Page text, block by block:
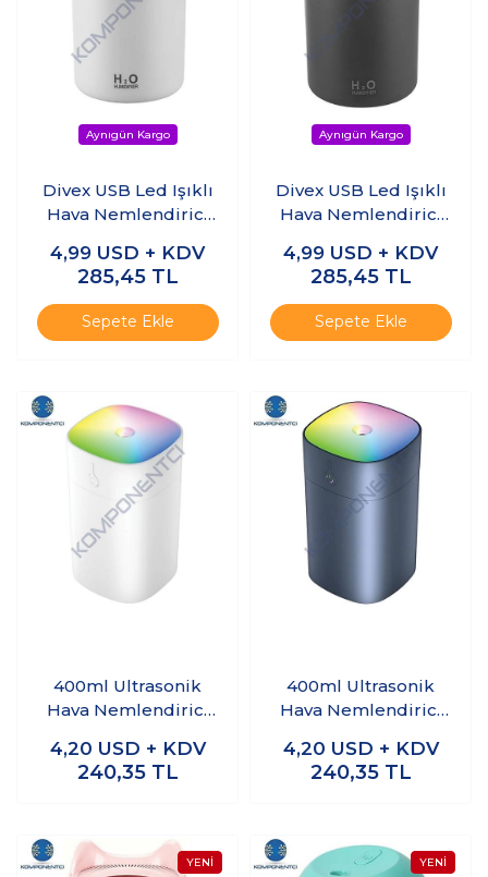
Divex USB Led Işıklı
Hava Nemlendirici
Beyaz H-41
4,99 USD + KDV
285,45 TL
Sepete Ekle
Divex USB Led Işıklı
Hava Nemlendirici
Gri H-41
4,99 USD + KDV
285,45 TL
Sepete Ekle
400ml Ultrasonik
Hava Nemlendirici
Humidifier Beyaz
4,20 USD + KDV
240,35 TL
400ml Ultrasonik
Hava Nemlendirici
Humidifier Gri
4,20 USD + KDV
240,35 TL